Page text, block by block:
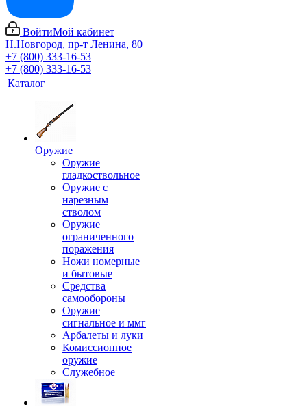
ВойтиМой кабинет
Н.Новгород, пр-т Ленина, 80
+7 (800) 333-16-53
+7 (800) 333-16-53
Каталог
Оружие
Оружие
гладкоствольное
Оружие с
нарезным
стволом
Оружие
ограниченного
поражения
Ножи номерные
и бытовые
Средства
самообороны
Оружие
сигнальное и ммг
Арбалеты и луки
Комиссионное
оружие
Служебное